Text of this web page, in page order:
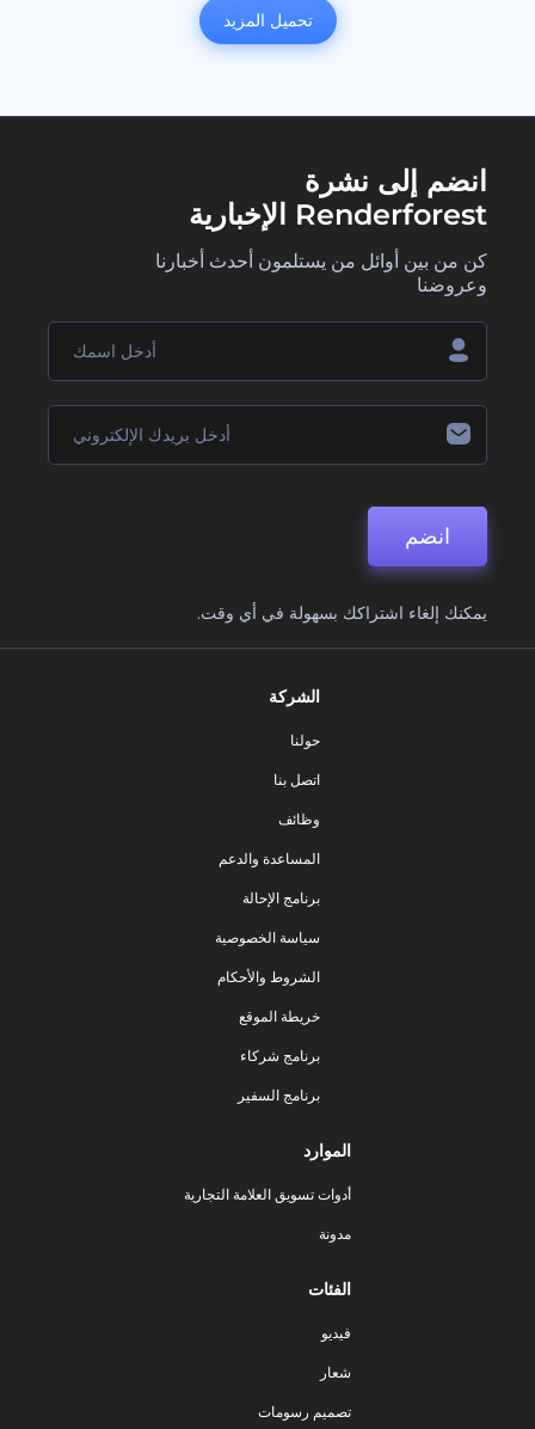
تحميل المزيد
انضم إلى نشرة
Renderforest الإخبارية
كن من بين أوائل من يستلمون أحدث أخبارنا
وعروضنا
انضم
يمكنك إلغاء اشتراكك بسهولة في أي وقت.
الشركة
حولنا
اتصل بنا
وظائف
المساعدة والدعم
برنامج الإحالة
سياسة الخصوصية
الشروط والأحكام
خريطة الموقع
برنامج شركاء
برنامج السفير
الموارد
أدوات تسويق العلامة التجارية
مدونة
الفئات
فيديو
شعار
تصميم رسومات